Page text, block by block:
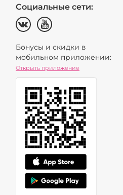
Социальные сети:
Бонусы и скидки в
мобильном приложении:
Открыть приложение